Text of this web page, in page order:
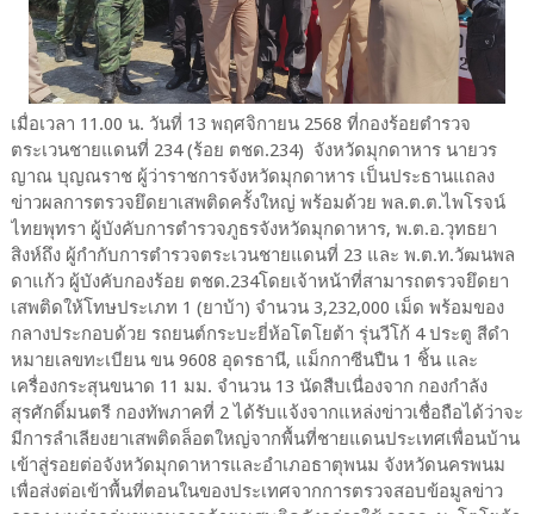
เมื่อเวลา 11.00 น. วันที่ 13 พฤศจิกายน 2568 ที่กองร้อยตำรวจ
ตระเวนชายแดนที่ 234 (ร้อย ตชด.234) จังหวัดมุกดาหาร นายวร
ญาณ บุญณราช ผู้ว่าราชการจังหวัดมุกดาหาร เป็นประธานแถลง
ข่าวผลการตรวจยึดยาเสพติดครั้งใหญ่ พร้อมด้วย พล.ต.ต.ไพโรจน์
ไทยพุทรา ผู้บังคับการตำรวจภูธรจังหวัดมุกดาหาร, พ.ต.อ.วุทธยา
สิงห์ถึง ผู้กำกับการตำรวจตระเวนชายแดนที่ 23 และ พ.ต.ท.วัฒนพล
ดาแก้ว ผู้บังคับกองร้อย ตชด.234โดยเจ้าหน้าที่สามารถตรวจยึดยา
เสพติดให้โทษประเภท 1 (ยาบ้า) จำนวน 3,232,000 เม็ด พร้อมของ
กลางประกอบด้วย รถยนต์กระบะยี่ห้อโตโยต้า รุ่นวีโก้ 4 ประตู สีดำ
หมายเลขทะเบียน ขน 9608 อุดรธานี, แม็กกาซีนปืน 1 ชิ้น และ
เครื่องกระสุนขนาด 11 มม. จำนวน 13 นัดสืบเนื่องจาก กองกำลัง
สุรศักดิ์มนตรี กองทัพภาคที่ 2 ได้รับแจ้งจากแหล่งข่าวเชื่อถือได้ว่าจะ
มีการลำเลียงยาเสพติดล็อตใหญ่จากพื้นที่ชายแดนประเทศเพื่อนบ้าน
เข้าสู่รอยต่อจังหวัดมุกดาหารและอำเภอธาตุพนม จังหวัดนครพนม
เพื่อส่งต่อเข้าพื้นที่ตอนในของประเทศจากการตรวจสอบข้อมูลข่าว